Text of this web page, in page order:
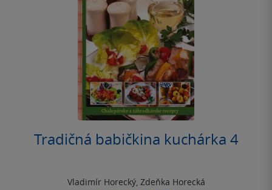
Tradičná babičkina kuchárka 4
Vladimír Horecký, Zdeňka Horecká